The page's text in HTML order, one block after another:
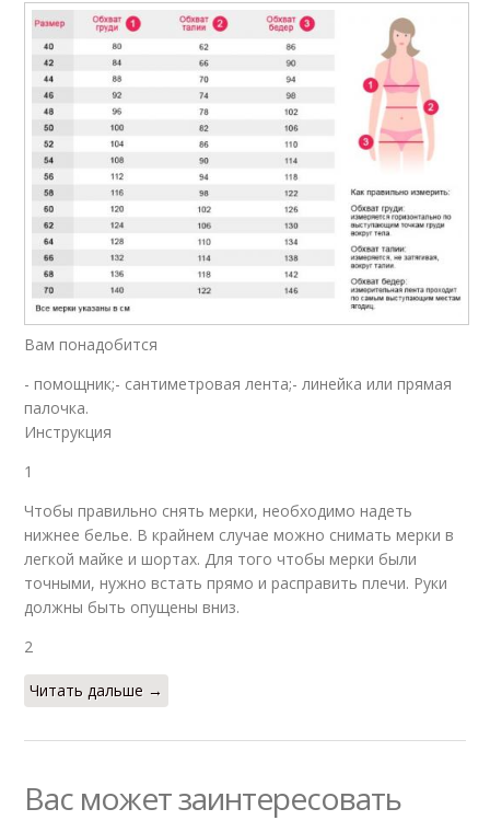
Вам понадобится
- помощник;- сантиметровая лента;- линейка или прямая
палочка.
Инструкция
1
Чтобы правильно снять мерки, необходимо надеть
нижнее белье. В крайнем случае можно снимать мерки в
легкой майке и шортах. Для того чтобы мерки были
точными, нужно встать прямо и расправить плечи. Руки
должны быть опущены вниз.
2
Читать дальше →
Вас может заинтересовать